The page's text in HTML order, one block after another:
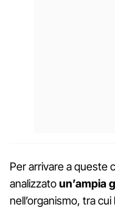
Per arrivare a queste
analizzatoun’ampia
nell’organismo, tra